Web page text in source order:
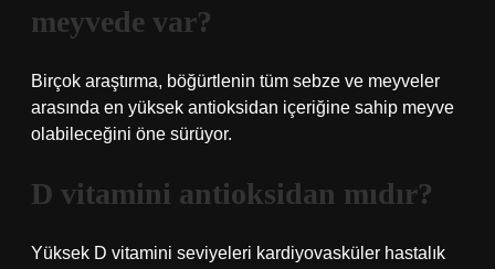
meyvede var?
Birçok araştırma, böğürtlenin tüm sebze ve meyveler
arasında en yüksek antioksidan içeriğine sahip meyve
olabileceğini öne sürüyor.
D vitamini antioksidan mıdır?
Yüksek D vitamini seviyeleri kardiyovasküler hastalık